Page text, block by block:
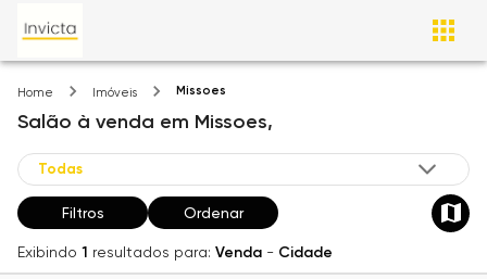
Home Imóveis Missoes
Salão à venda em Missoes,
Filtros Ordenar
Exibindo 1 resultados para: Venda - Cidade